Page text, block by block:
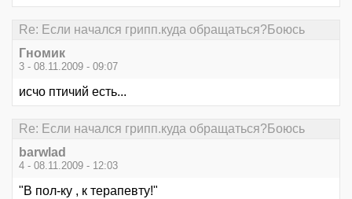
Re: Если начался грипп.куда обращаться?Боюсь
Гномик
3 - 08.11.2009 - 09:07
исчо птичий есть...
Re: Если начался грипп.куда обращаться?Боюсь
barwlad
4 - 08.11.2009 - 12:03
"В пол-ку , к терапевту!"